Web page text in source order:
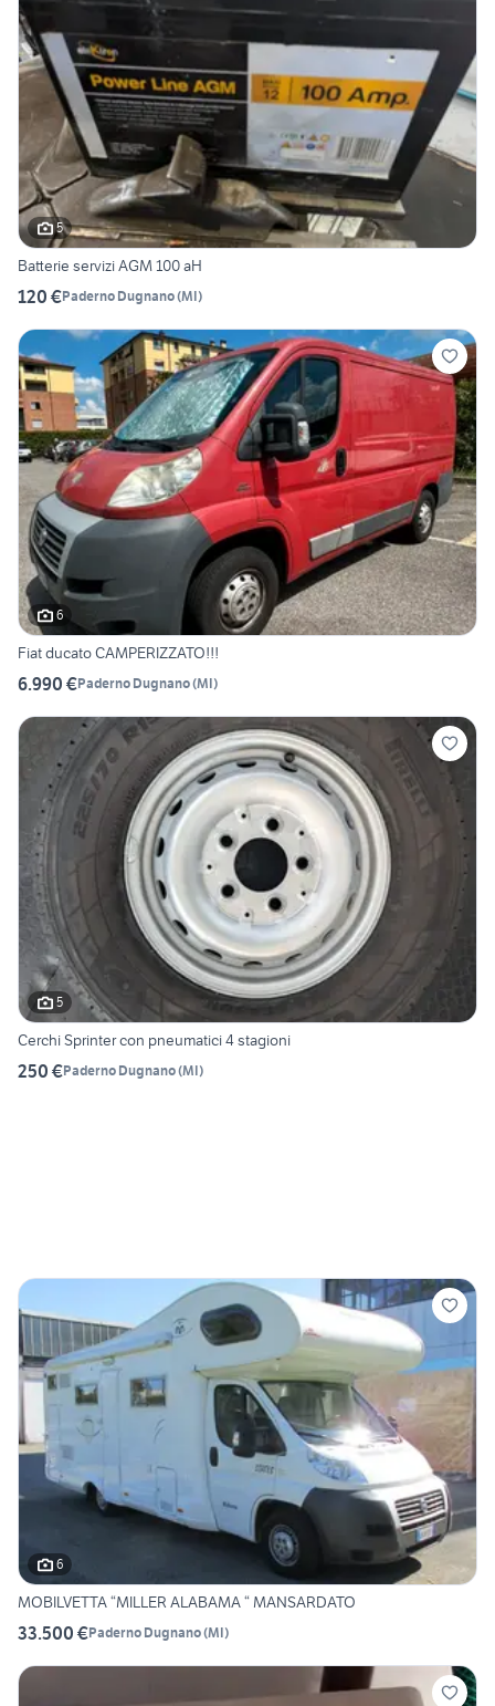
5
Batterie servizi AGM 100 aH
120 €Paderno Dugnano(MI)
6
Fiat ducato CAMPERIZZATO!!!
6.990 €Paderno Dugnano(MI)
5
Cerchi Sprinter con pneumatici 4 stagioni
250 €Paderno Dugnano(MI)
6
MOBILVETTA “MILLER ALABAMA “ MANSARDATO
33.500 €Paderno Dugnano(MI)